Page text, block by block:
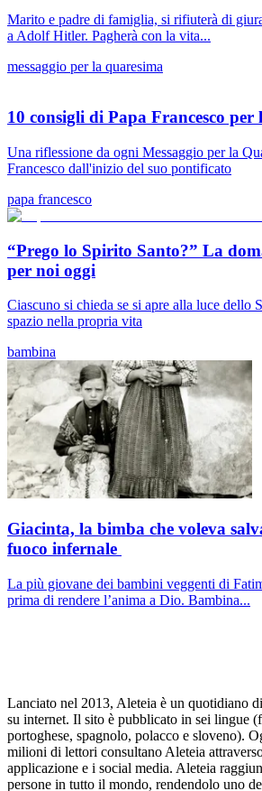
Marito e padre di famiglia, si rifiuterà di
a Adolf Hitler. Pagherà con la vita...
messaggio per la quaresima
10 consigli di Papa Francesco per
Una riflessione da ogni Messaggio per la
Francesco dall'inizio del suo pontificato
papa francesco
“Prego lo Spirito Santo?” La
per noi oggi
Ciascuno si chieda se si apre alla luce dello
spazio nella propria vita
bambina
Giacinta, la bimba che voleva
fuoco infernale
La più giovane dei bambini veggenti di
prima di rendere l’anima a Dio. Bambina...
Lanciato nel 2013, Aleteia è un quotidiano
su internet. Il sito è pubblicato in sei lingue
portoghese, spagnolo, polacco e sloveno).
milioni di lettori consultano Aleteia
applicazione e i social media. Aleteia
persone in tutto il mondo, rendendolo uno